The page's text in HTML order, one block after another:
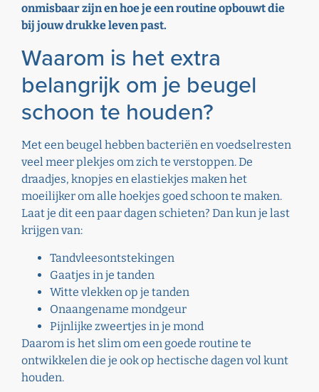
onmisbaar zijn en hoe je een routine opbouwt die
bij jouw drukke leven past.
Waarom is het extra
belangrijk om je beugel
schoon te houden?
Met een beugel hebben bacteriën en voedselresten
veel meer plekjes om zich te verstoppen. De
draadjes, knopjes en elastiekjes maken het
moeilijker om alle hoekjes goed schoon te maken.
Laat je dit een paar dagen schieten? Dan kun je last
krijgen van:
Tandvleesontstekingen
Gaatjes in je tanden
Witte vlekken op je tanden
Onaangename mondgeur
Pijnlijke zweertjes in je mond
Daarom is het slim om een goede routine te
ontwikkelen die je ook op hectische dagen vol kunt
houden.